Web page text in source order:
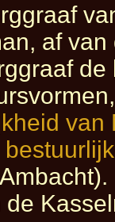
af
van
de